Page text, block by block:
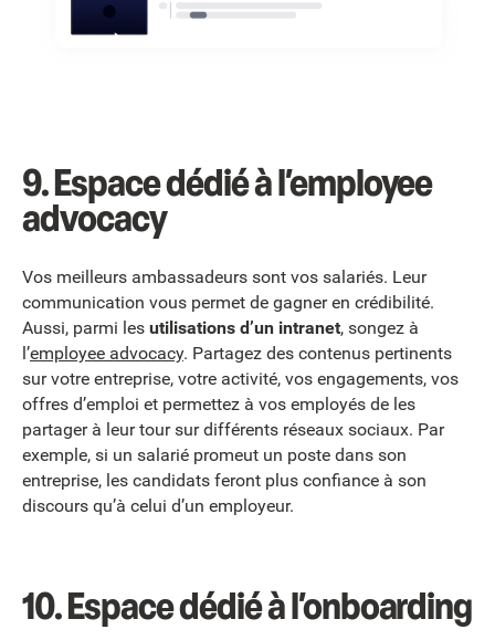
9.Espace dédié à l’employee
advocacy
Vos meilleurs ambassadeurs sont vos salariés. Leur
communication vous permet de gagner en crédibilité.
Aussi, parmi les utilisations d’un intranet, songez à
l’employee advocacy. Partagez des contenus pertinents
sur votre entreprise, votre activité, vos engagements, vos
offres d’emploi et permettez à vos employés de les
partager à leur tour sur différents réseaux sociaux. Par
exemple, si un salarié promeut un poste dans son
entreprise, les candidats feront plus confiance à son
discours qu’à celui d’un employeur.
10.Espace dédié à l’onboarding